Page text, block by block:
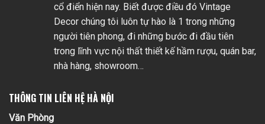
cổ điển hiện nay. Biết được điều đó Vintage
Decor chúng tôi luôn tự hào là 1 trong những
người tiên phong, đi những bước đi đầu tiên
trong lĩnh vực nội thất thiết kế hầm rượu, quán bar,
nhà hàng, showroom…
THÔNG TIN LIÊN HỆ HÀ NỘI
Văn Phòng